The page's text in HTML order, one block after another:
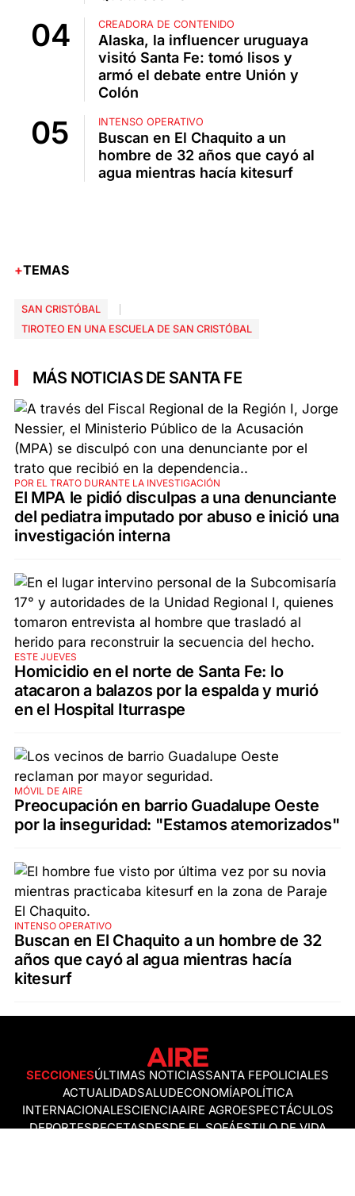
CREADORA DE CONTENIDO
Alaska, la influencer uruguaya
visitó Santa Fe: tomó lisos y
armó el debate entre Unión y
Colón
INTENSO OPERATIVO
Buscan en El Chaquito a un
hombre de 32 años que cayó al
agua mientras hacía kitesurf
TEMAS
SAN CRISTÓBAL
TIROTEO EN UNA ESCUELA DE SAN CRISTÓBAL
MÁS NOTICIAS DE SANTA FE
POR EL TRATO DURANTE LA INVESTIGACIÓN
El MPA le pidió disculpas a una denunciante
del pediatra imputado por abuso e inició una
investigación interna
ESTE JUEVES
Homicidio en el norte de Santa Fe: lo
atacaron a balazos por la espalda y murió
en el Hospital Iturraspe
MÓVIL DE AIRE
Preocupación en barrio Guadalupe Oeste
por la inseguridad: "Estamos atemorizados"
INTENSO OPERATIVO
Buscan en El Chaquito a un hombre de 32
años que cayó al agua mientras hacía
kitesurf
SECCIONESÚLTIMAS NOTICIASSANTA FEPOLICIALES
ACTUALIDADSALUDECONOMÍAPOLÍTICA
INTERNACIONALESCIENCIAAIRE AGROESPECTÁCULOS
DEPORTESRECETASDESDE EL SOFÁESTILO DE VIDA